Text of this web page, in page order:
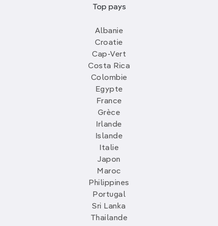
Top pays
Albanie
Croatie
Cap-Vert
Costa Rica
Colombie
Egypte
France
Grèce
Irlande
Islande
Italie
Japon
Maroc
Philippines
Portugal
Sri Lanka
Thailande